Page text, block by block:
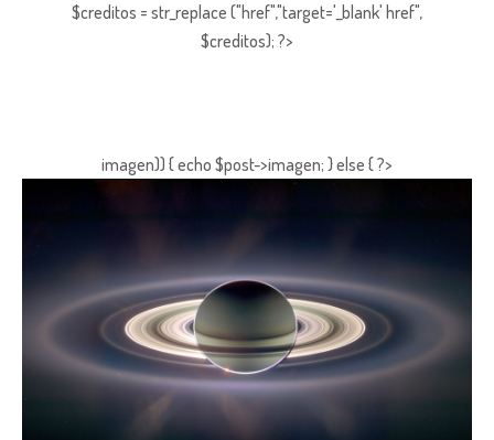
$creditos = str_replace ("href","target='_blank' href",
$creditos); ?>
imagen)) { echo $post->imagen; } else { ?>